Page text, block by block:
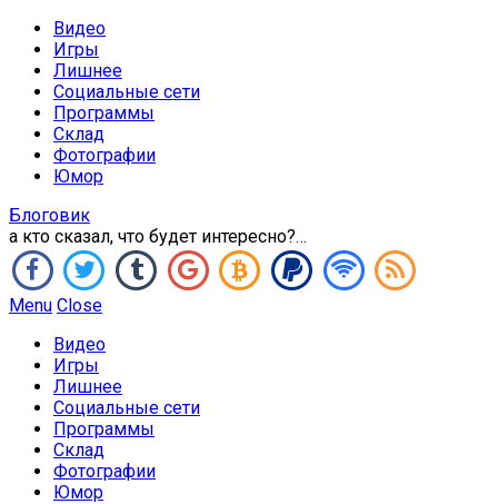
Видео
Игры
Лишнее
Социальные сети
Программы
Склад
Фотографии
Юмор
Блоговик
а кто сказал, что будет интересно?…
Menu Close
Видео
Игры
Лишнее
Социальные сети
Программы
Склад
Фотографии
Юмор